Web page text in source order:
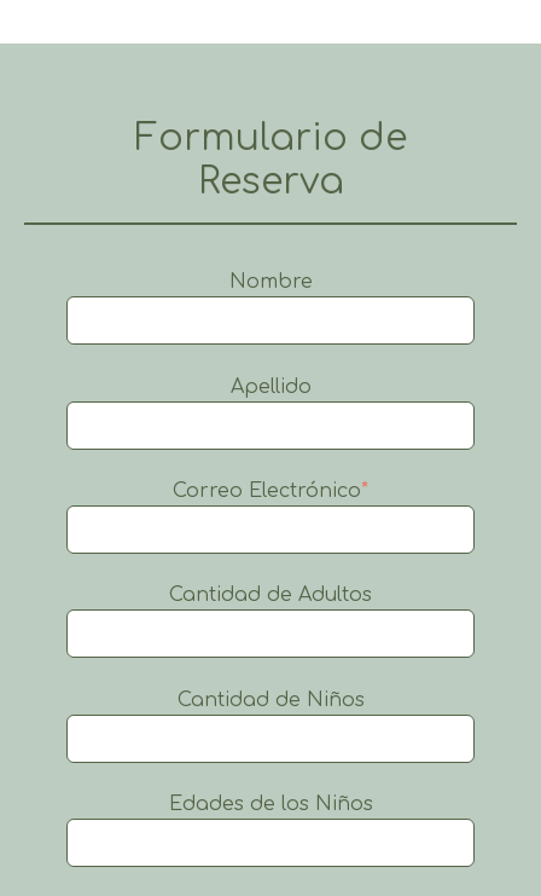
Formulario de
Reserva
Nombre
Apellido
Correo Electrónico*
Cantidad de Adultos
Cantidad de Niños
Edades de los Niños